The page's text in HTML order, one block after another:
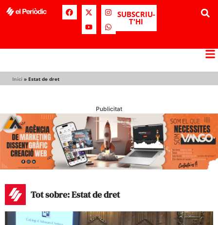
SUBSCRIU-
T'HI
Inici » Estat de dret
Publicitat
Tot sobre: Estat de dret